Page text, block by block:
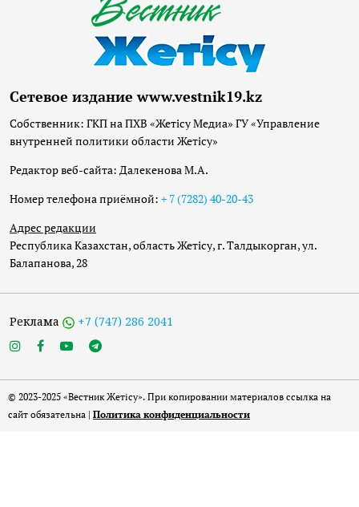
Сетевое издание www.vestnik19.kz
Собственник: ГКП на ПХВ «Жетісу Медиа» ГУ «Управление
внутренней политики области Жетісу»
Редактор веб-сайта: Далекенова М.А.
Номер телефона приёмной: + 7 (7282) 40-20-43
Адрес редакции
Республика Казахстан, область Жетісу, г. Талдыкорган, ул.
Балапанова, 28
Реклама +7 (747) 286 2041
© 2023-2025 «Вестник Жетісу». При копировании материалов ссылка на
сайт обязательна | Политика конфиденциальности